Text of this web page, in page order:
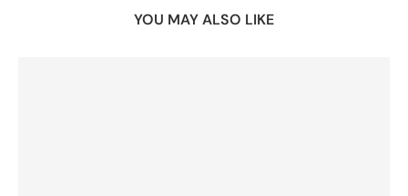
YOU MAY ALSO LIKE